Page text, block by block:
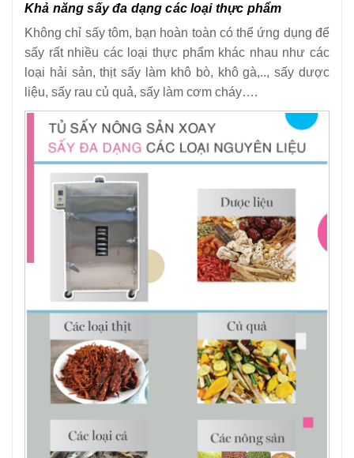
Khả năng sấy đa dạng các loại thực phẩm
Không chỉ sấy tôm, bạn hoàn toàn có thể ứng dụng để
sấy rất nhiều các loại thực phẩm khác nhau như các
loại hải sản, thịt sấy làm khô bò, khô gà,.., sấy dược
liệu, sấy rau củ quả, sấy làm cơm cháy….